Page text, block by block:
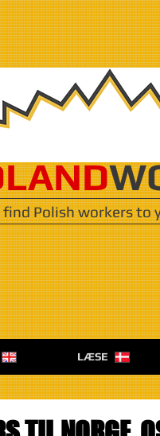
find Polish workersto
LÆSE